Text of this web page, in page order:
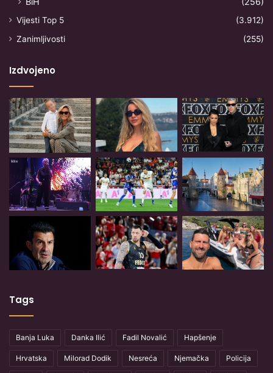
Vijesti Top 5
(3.912)
Zanimljivosti
(255)
Izdvojeno
Tags
Banja Luka Danka Ilić Fadil Novalić Hapšenje
Hrvatska Milorad Dodik Nesreća Njemačka Policija